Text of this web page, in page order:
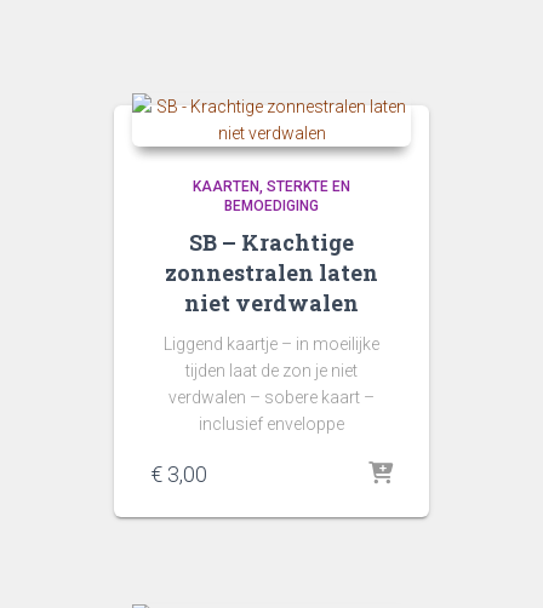
KAARTEN STERKTE EN
BEMOEDIGING
SB – Krachtige
zonnestralen laten
niet verdwalen
Liggend kaartje – in moeilijke
tijden laat de zon je niet
verdwalen – sobere kaart –
inclusief enveloppe
€ 3,00